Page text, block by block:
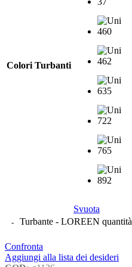
Colori Turbanti
Svuota
Turbante - LOREEN quantità
Confronta
Aggiungi alla lista dei desideri